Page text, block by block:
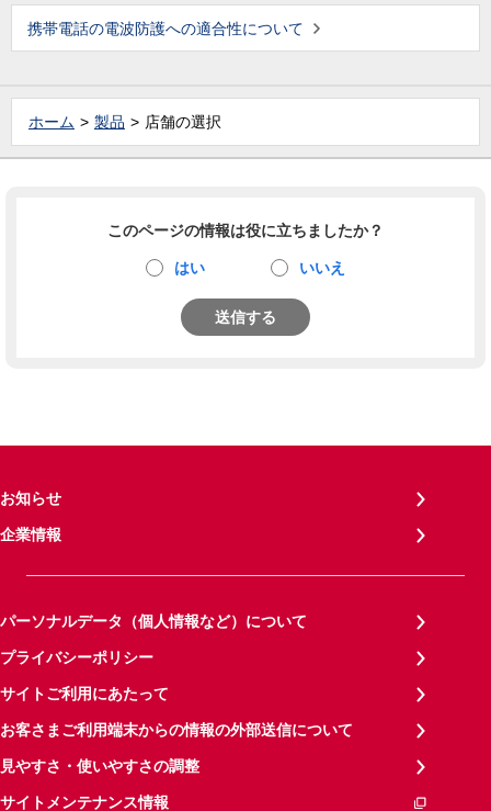
携帯電話の電波防護への適合性について
ホーム 製品 店舗の選択
このページの情報は役に立ちましたか？
はい いいえ
送信する
お知らせ
企業情報
パーソナルデータ（個人情報など）について
プライバシーポリシー
サイトご利用にあたって
お客さまご利用端末からの情報の外部送信について
見やすさ・使いやすさの調整
サイトメンテナンス情報